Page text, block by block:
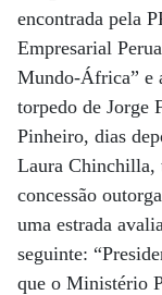
encontrada pela
Empresarial
Mundo-África” e
torpedo de Jorge
Pinheiro, dias
Laura Chinchilla,
concessão
uma estrada
seguinte:
que o Ministério